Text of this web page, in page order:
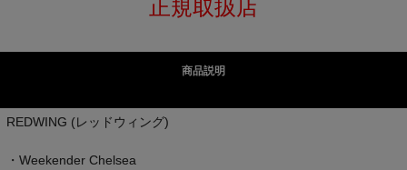
正規取扱店
商品説明
REDWING (レッドウィング)
・Weekender Chelsea